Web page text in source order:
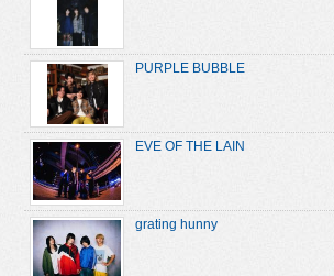
PURPLE BUBBLE
EVE OF THE LAIN
grating hunny